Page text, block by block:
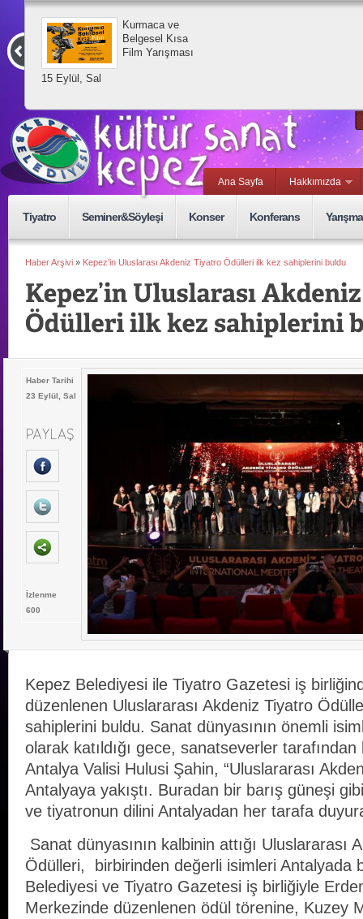
15 Eylül, Sal
Kurmaca ve
Belgesel Kısa
Film Yarışması
Ana Sayfa Hakkımızda
Tiyatro Seminer&Söyleşi Konser Konferans Yarışma
Haber Arşivi » Kepez’in Uluslarası Akdeniz Tiyatro Ödülleri ilk kez sahiplerini buldu
Haber Tarihi
23 Eylül, Sal
İzlenme
600
Kepez Belediyesi ile Tiyatro Gazetesi iş
düzenlenen Uluslararası Akdeniz Tiyatro
sahiplerini buldu. Sanat dünyasının önemli
olarak katıldığı gece, sanatseverler
Antalya Valisi Hulusi Şahin, “Uluslararası
Antalyaya yakıştı. Buradan bir barış güneşi
ve tiyatronun dilini Antalyadan her tarafa
Sanat dünyasının kalbinin attığı Uluslararası
Ödülleri, birbirinden değerli isimleri Antalyada
Belediyesi ve Tiyatro Gazetesi iş birliğiyle
Merkezinde düzenlenen ödül törenine, Kuzey